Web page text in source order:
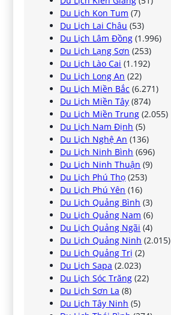
Du Lịch Kon Tum (7)
Du Lịch Lai Châu (53)
Du Lịch Lâm Đồng (1.996)
Du Lịch Lạng Sơn (253)
Du Lịch Lào Cai (1.192)
Du Lịch Long An (22)
Du Lịch Miền Bắc (6.271)
Du Lịch Miền Tây (874)
Du Lịch Miền Trung (2.055)
Du Lịch Nam Định (5)
Du Lịch Nghệ An (136)
Du Lịch Ninh Bình (696)
Du Lịch Ninh Thuận (9)
Du Lịch Phú Thọ (253)
Du Lịch Phú Yên (16)
Du Lịch Quảng Bình (3)
Du Lịch Quảng Nam (6)
Du Lịch Quảng Ngãi (4)
Du Lịch Quảng Ninh (2.015)
Du Lịch Quảng Trị (2)
Du Lịch Sapa (2.023)
Du Lịch Sóc Trăng (22)
Du Lịch Sơn La (8)
Du Lịch Tây Ninh (5)